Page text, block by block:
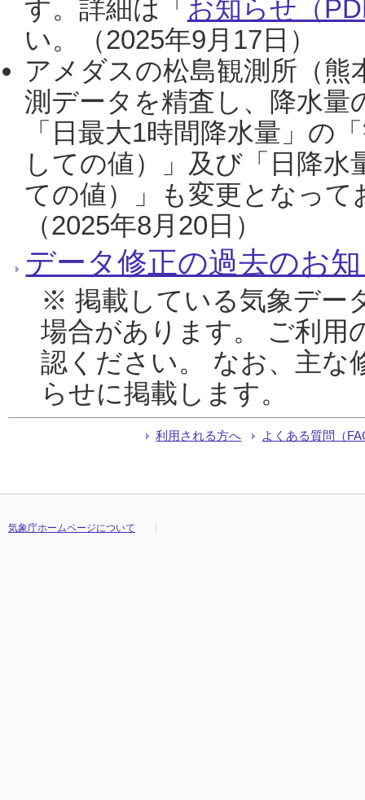
す。詳細は「 お知らせ（
い。（2025年9月17日）
アメダスの松島観測所（熊
測データを精査し、降水
「日最大1時間降水量」の
しての値）」及び「日降
ての値）」も変更となっ
（2025年8月20日）
データ修正の過去のお
※ 掲載している気象デー
場合があります。 ご利用
認ください。 なお、主な
らせに掲載します。
利用される方へ よくある質問（
気象庁ホームページについて